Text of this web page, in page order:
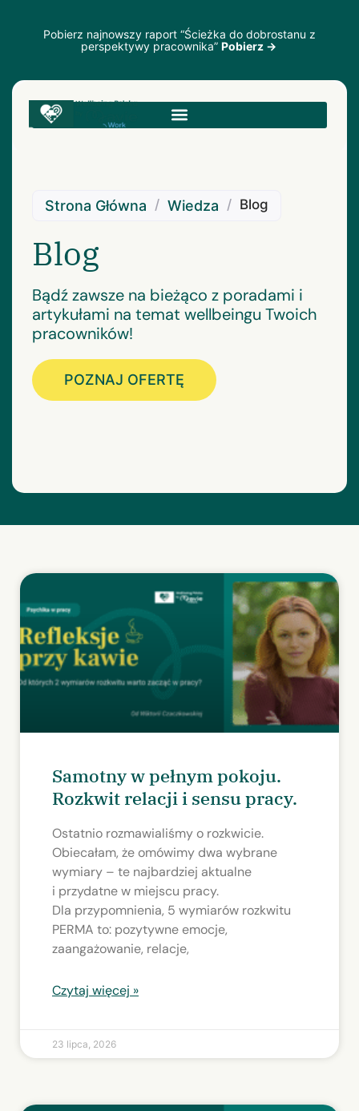
Pobierz najnowszy raport “Ścieżka do dobrostanu z
perspektywy pracownika” Pobierz →
Strona Główna / Wiedza / Blog
Blog
Bądź zawsze na bieżąco z poradami i
artykułami na temat wellbeingu Twoich
pracowników!
POZNAJ OFERTĘ
Samotny w pełnym pokoju.
Rozkwit relacji i sensu pracy.
Ostatnio rozmawialiśmy o rozkwicie.
Obiecałam, że omówimy dwa wybrane
wymiary – te najbardziej aktualne
i przydatne w miejscu pracy.
Dla przypomnienia, 5 wymiarów rozkwitu
PERMA to: pozytywne emocje,
zaangażowanie, relacje,
Czytaj więcej »
23 lipca, 2026